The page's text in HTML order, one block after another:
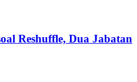
Reshuffle, Dua Jabatan